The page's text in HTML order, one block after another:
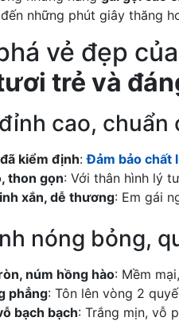
những phút giây thăng
vẻ đẹp của
trẻ và
cao,
kiểm định:Đảm bảo chất
thon gọn: Với thân hình lý
xắn, dễ thương: Em gái
nóng bỏng,
núm hồng hào: Mềm
phẳng: Tôn lên vòng 2
bạch bạch: Trắng mịn, vỗ